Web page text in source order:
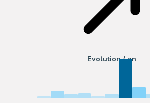
Evolution / an